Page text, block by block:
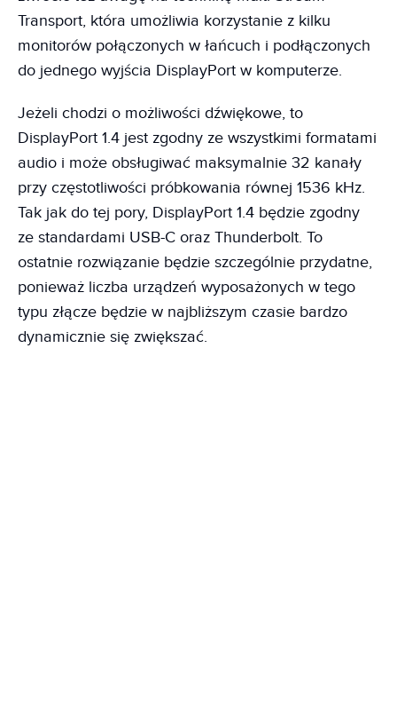
Transport, która umożliwia korzystanie z kilku
monitorów połączonych w łańcuch i podłączonych
do jednego wyjścia DisplayPort w komputerze.
Jeżeli chodzi o możliwości dźwiękowe, to
DisplayPort 1.4 jest zgodny ze wszystkimi formatami
audio i może obsługiwać maksymalnie 32 kanały
przy częstotliwości próbkowania równej 1536 kHz.
Tak jak do tej pory, DisplayPort 1.4 będzie zgodny
ze standardami USB-C oraz Thunderbolt. To
ostatnie rozwiązanie będzie szczególnie przydatne,
ponieważ liczba urządzeń wyposażonych w tego
typu złącze będzie w najbliższym czasie bardzo
dynamicznie się zwiększać.